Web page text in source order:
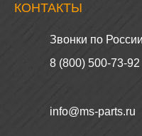
КОНТАКТЫ
Звонки по России
8 (800) 500-73-92
info@ms-parts.ru